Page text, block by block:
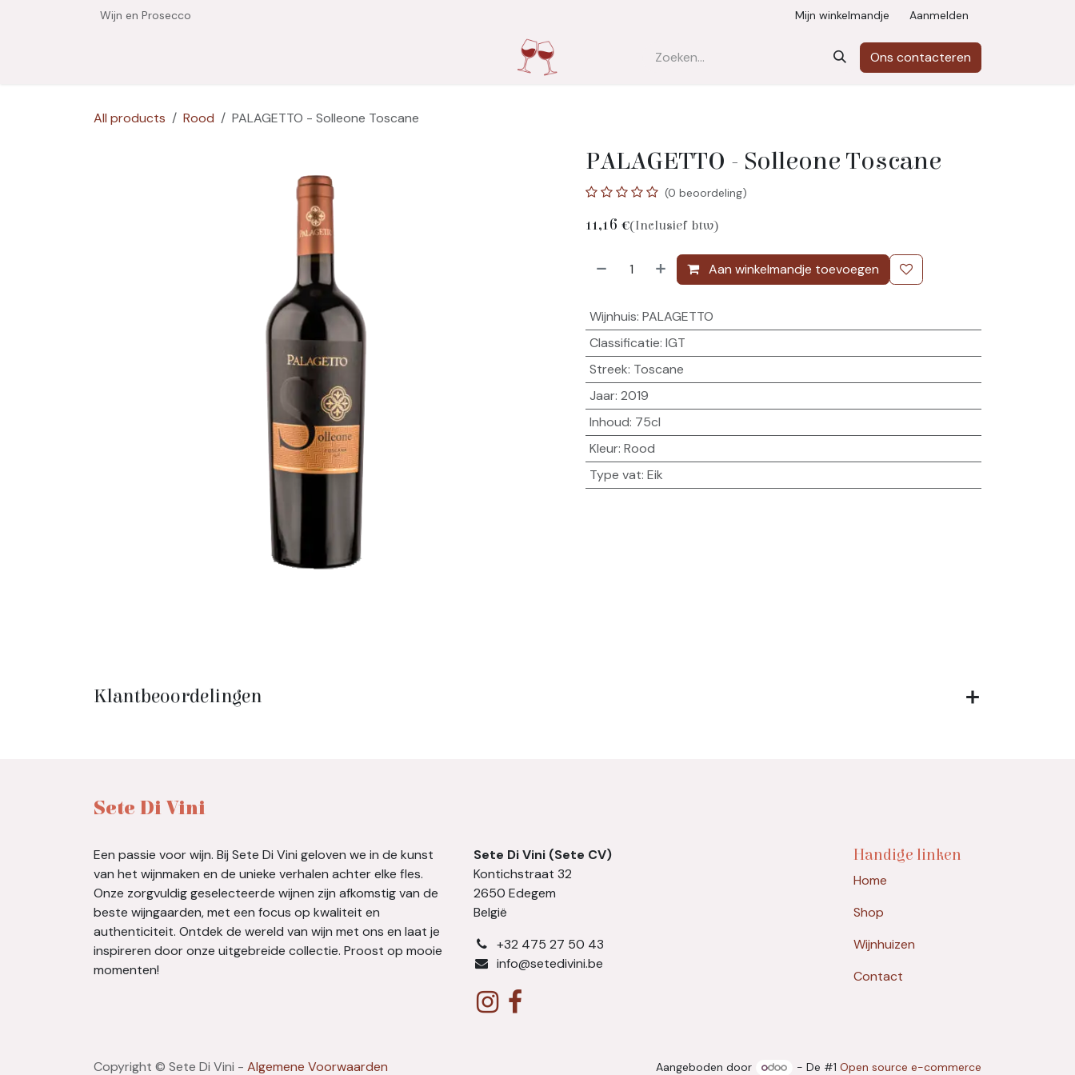
Overslaan naar inhoudWijn en Prosecco Mijn winkelmandje Aanmelden
Ons contacteren
All products Rood PALAGETTO - Solleone Toscane
PALAGETTO - Solleone Toscane
(0 beoordeling)
11,16 €(Inclusief btw)
Aan winkelmandje toevoegen
Wijnhuis: PALAGETTO
Classificatie: IGT
Streek: Toscane
Jaar: 2019
Inhoud: 75cl
Kleur: Rood
Type vat: Eik
Klantbeoordelingen
Sete Di Vini
Een passie voor wijn. Bij Sete Di Vini geloven we in de kunst
van het wijnmaken en de unieke verhalen achter elke fles.
Onze zorgvuldig geselecteerde wijnen zijn afkomstig van de
beste wijngaarden, met een focus op kwaliteit en
authenticiteit. Ontdek de wereld van wijn met ons en laat je
inspireren door onze uitgebreide collectie. Proost op mooie
momenten!
Sete Di Vini (Sete CV)
Kontichstraat 32
2650 Edegem
België
​+32 475 27 50 43
info@setedivini.be
Handige linken
Home
Shop
Wijnhuizen
Contact
Copyright © Sete Di Vini - Algemene Voorwaarden Aangeboden door - De #1 Open source e-commerce